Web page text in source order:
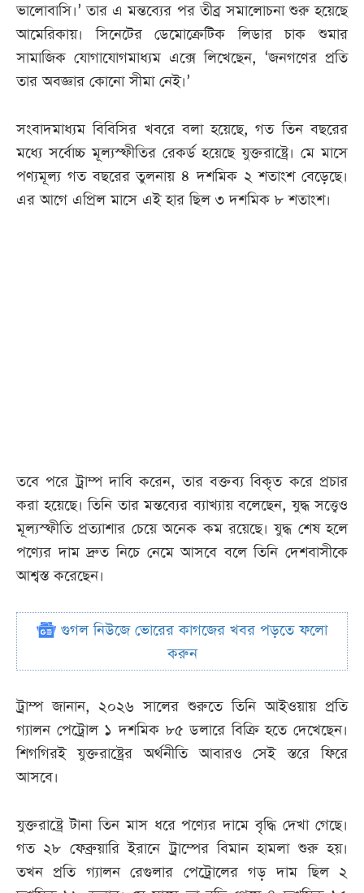
ভালোবাসি।’ তার এ মন্তব্যের পর তীব্র সমালোচনা শুরু হয়েছে
আমেরিকায়। সিনেটের ডেমোক্রেটিক লিডার চাক শুমার
সামাজিক যোগাযোগমাধ্যম এক্সে লিখেছেন, ‘জনগণের প্রতি
তার অবজ্ঞার কোনো সীমা নেই।’
সংবাদমাধ্যম বিবিসির খবরে বলা হয়েছে, গত তিন বছরের
মধ্যে সর্বোচ্চ মূল্যস্ফীতির রেকর্ড হয়েছে যুক্তরাষ্ট্রে। মে মাসে
পণ্যমূল্য গত বছরের তুলনায় ৪ দশমিক ২ শতাংশ বেড়েছে।
এর আগে এপ্রিল মাসে এই হার ছিল ৩ দশমিক ৮ শতাংশ।
তবে পরে ট্রাম্প দাবি করেন, তার বক্তব্য বিকৃত করে প্রচার
করা হয়েছে। তিনি তার মন্তব্যের ব্যাখ্যায় বলেছেন, যুদ্ধ সত্ত্বেও
মূল্যস্ফীতি প্রত্যাশার চেয়ে অনেক কম রয়েছে। যুদ্ধ শেষ হলে
পণ্যের দাম দ্রুত নিচে নেমে আসবে বলে তিনি দেশবাসীকে
আশ্বস্ত করেছেন।
গুগল নিউজে ভোরের কাগজের খবর পড়তে ফলো
করুন
ট্রাম্প জানান, ২০২৬ সালের শুরুতে তিনি আইওয়ায় প্রতি
গ্যালন পেট্রোল ১ দশমিক ৮৫ ডলারে বিক্রি হতে দেখেছেন।
শিগগিরই যুক্তরাষ্ট্রের অর্থনীতি আবারও সেই স্তরে ফিরে
আসবে।
যুক্তরাষ্ট্রে টানা তিন মাস ধরে পণ্যের দামে বৃদ্ধি দেখা গেছে।
গত ২৮ ফেব্রুয়ারি ইরানে ট্রাম্পের বিমান হামলা শুরু হয়।
তখন প্রতি গ্যালন রেগুলার পেট্রোলের গড় দাম ছিল ২